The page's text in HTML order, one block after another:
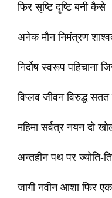
फिर सृष्टि दृष्टि बनी कैसे
अनेक मौन निमंत्रण
निर्दोष स्वरूप पहिचाना
विप्लव जीवन विरुद्ध सतत
महिमा सर्वत्र नयन दो
अन्तहीन पथ पर ज्योति-
जागी नवीन आशा फिर एक